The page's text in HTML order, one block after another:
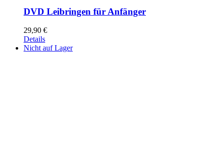
DVD Leibringen für Anfänger
29,90 €
Details
Nicht auf Lager